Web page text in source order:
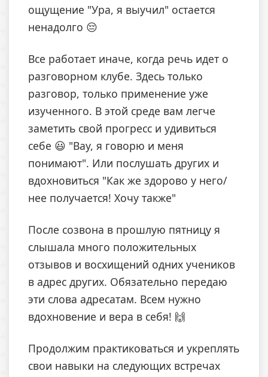
ощущение "Ура, я выучил" остается
ненадолго 😔
Все работает иначе, когда речь идет о
разговорном клубе. Здесь только
разговор, только применение уже
изученного. В этой среде вам легче
заметить свой прогресс и удивиться
себе 😃 "Вау, я говорю и меня
понимают". Или послушать других и
вдохновиться "Как же здорово у него/
нее получается! Хочу также"
После созвона в прошлую пятницу я
слышала много положительных
отзывов и восхищений одних учеников
в адрес других. Обязательно передаю
эти слова адресатам. Всем нужно
вдохновение и вера в себя! 🙌
Продолжим практиковаться и укреплять
свои навыки на следующих встречах